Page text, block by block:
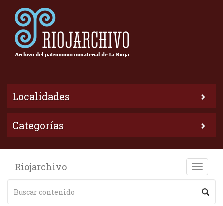
Localidades
Categorías
Toggle
Riojarchivo